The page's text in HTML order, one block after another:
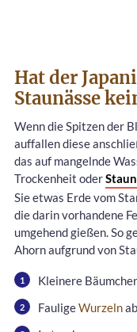
Hat der
Staunässe
Wenn die Spitzen der
auffallen diese
das auf mangelnde
Trockenheit oder
Sie etwas Erde vom
die darin vorhandene
umgehend gießen. So
Ahorn aufgrund von
Kleinere
FauligeWurzeln